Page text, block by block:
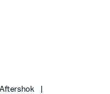
Aftershok